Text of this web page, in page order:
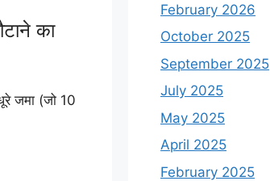
का
जमा (जो 10
February 2026
October 2025
September 2025
July 2025
May 2025
April 2025
February 2025